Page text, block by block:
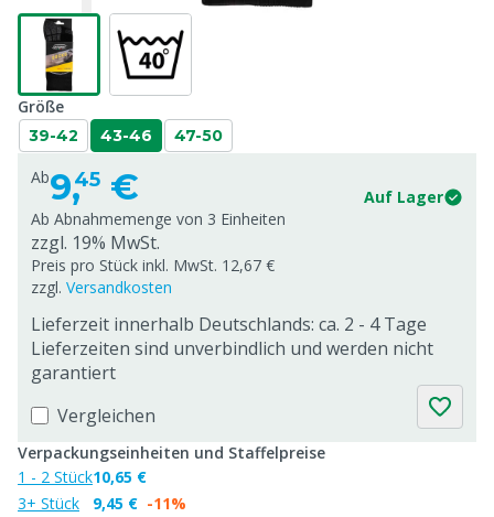
Größe
39-42 43-46 47-50
Ab9,45 €
Auf Lager
Ab Abnahmemenge von 3 Einheiten
zzgl. 19% MwSt.
Preis pro Stück inkl. MwSt. 12,67 €
zzgl. Versandkosten
Lieferzeit innerhalb Deutschlands: ca. 2 - 4 Tage
Lieferzeiten sind unverbindlich und werden nicht
garantiert
Vergleichen
Verpackungseinheiten und Staffelpreise
1 - 2 Stück
3+ Stück
10,65 €
9,45 € -11%